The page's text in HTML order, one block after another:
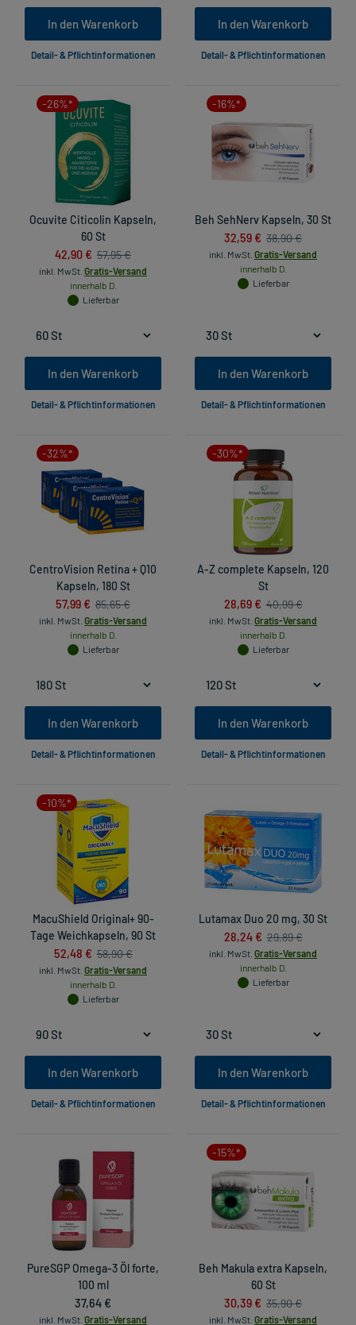
In den Warenkorb
Detail- & Pflichtinformationen
In den Warenkorb
Detail- & Pflichtinformationen
-26%*
Ocuvite Citicolin Kapseln,
60 St
42,90 € 57,95 €
inkl. MwSt. Gratis-Versand
innerhalb D.
Lieferbar
In den Warenkorb
Detail- & Pflichtinformationen
-16%*
Beh SehNerv Kapseln, 30 St
32,59 € 38,90 €
inkl. MwSt. Gratis-Versand
innerhalb D.
Lieferbar
In den Warenkorb
Detail- & Pflichtinformationen
-32%*
CentroVision Retina + Q10
Kapseln, 180 St
57,99 € 85,65 €
inkl. MwSt. Gratis-Versand
innerhalb D.
Lieferbar
In den Warenkorb
Detail- & Pflichtinformationen
-30%*
A-Z complete Kapseln, 120
St
28,69 € 40,99 €
inkl. MwSt. Gratis-Versand
innerhalb D.
Lieferbar
In den Warenkorb
Detail- & Pflichtinformationen
-10%*
MacuShield Original+ 90-
Tage Weichkapseln, 90 St
52,48 € 58,90 €
inkl. MwSt. Gratis-Versand
innerhalb D.
Lieferbar
In den Warenkorb
Detail- & Pflichtinformationen
Lutamax Duo 20 mg, 30 St
28,24 € 29,89 €
inkl. MwSt. Gratis-Versand
innerhalb D.
Lieferbar
In den Warenkorb
Detail- & Pflichtinformationen
PureSGP Omega-3 Öl forte,
100 ml
37,64 €
inkl. MwSt. Gratis-Versand
-15%*
Beh Makula extra Kapseln,
60 St
30,39 € 35,90 €
inkl. MwSt. Gratis-Versand